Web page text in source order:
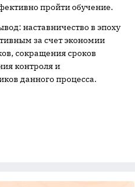
пройти обучение.
наставничество в эпоху
за счет экономии
сокращения сроков
контроля и
данного процесса.